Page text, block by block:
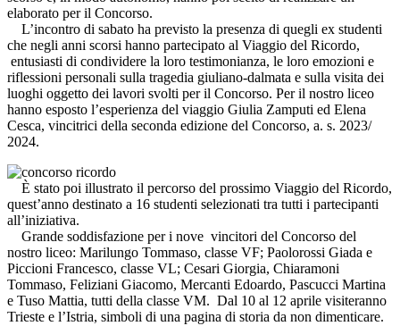
elaborato per il Concorso.
L’incontro di sabato ha previsto la presenza di quegli ex studenti
che negli anni scorsi hanno partecipato al Viaggio del Ricordo,
entusiasti di condividere la loro testimonianza, le loro emozioni e
riflessioni personali sulla tragedia giuliano-dalmata e sulla visita dei
luoghi oggetto dei lavori svolti per il Concorso. Per il nostro liceo
hanno esposto l’esperienza del viaggio Giulia Zamputi ed Elena
Cesca, vincitrici della seconda edizione del Concorso, a. s. 2023/
2024.
È stato poi illustrato il percorso del prossimo Viaggio del Ricordo,
quest’anno destinato a 16 studenti selezionati tra tutti i partecipanti
all’iniziativa.
Grande soddisfazione per i nove vincitori del Concorso del
nostro liceo: Marilungo Tommaso, classe VF; Paolorossi Giada e
Piccioni Francesco, classe VL; Cesari Giorgia, Chiaramoni
Tommaso, Feliziani Giacomo, Mercanti Edoardo, Pascucci Martina
e Tuso Mattia, tutti della classe VM. Dal 10 al 12 aprile visiteranno
Trieste e l’Istria, simboli di una pagina di storia da non dimenticare.